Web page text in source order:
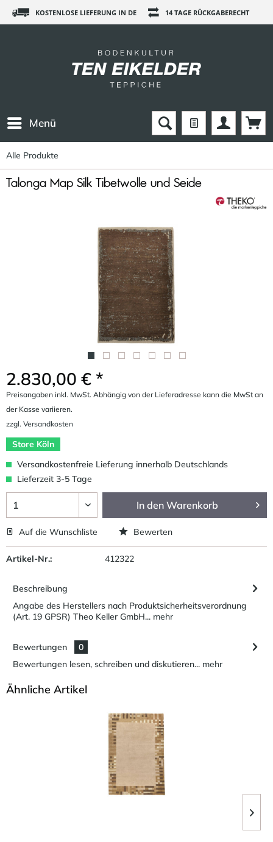
KOSTENLOSE LIEFERUNG IN DE 14 TAGE RÜCKGABERECHT
Menü
Alle Produkte
Talonga Map Silk Tibetwolle und Seide
2.830,00 € *
Preisangaben inkl. MwSt. Abhängig von der Lieferadresse kann die MwSt an
der Kasse variieren.
zzgl. Versandkosten
Store Köln
Versandkostenfreie Lieferung innerhalb Deutschlands
Lieferzeit 3-5 Tage
In den Warenkorb
Auf die Wunschliste Bewerten
Artikel-Nr.: 412322
Beschreibung
Angabe des Herstellers nach Produktsicherheitsverordnung
(Art. 19 GPSR) Theo Keller GmbH... mehr
Bewertungen
0
Bewertungen lesen, schreiben und diskutieren... mehr
Ähnliche Artikel